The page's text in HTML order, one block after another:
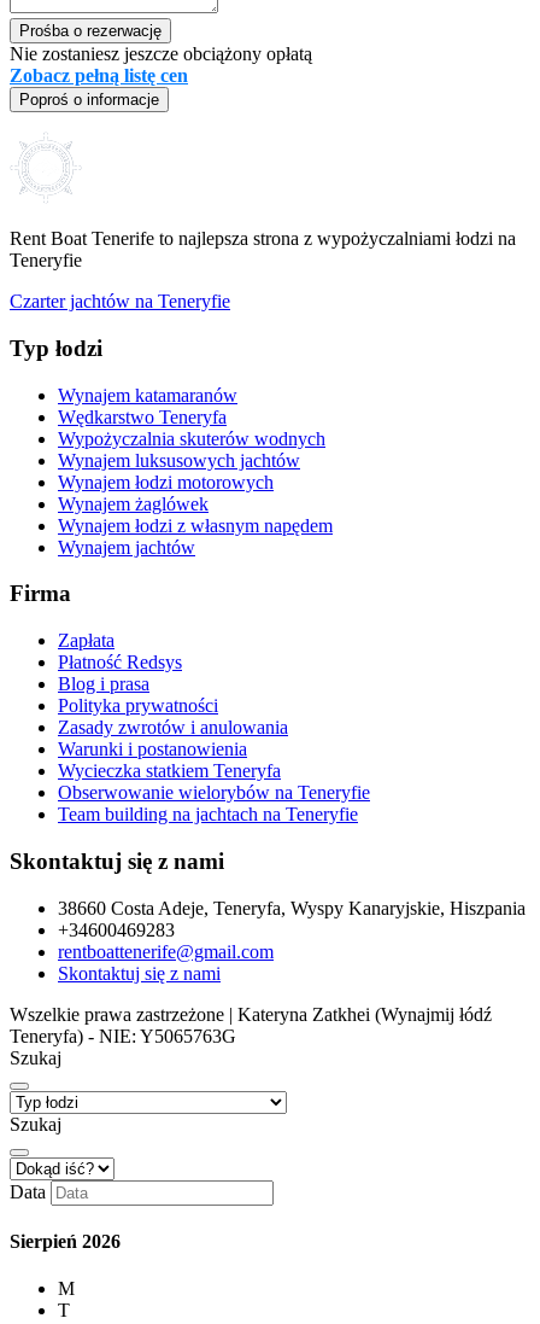
Prośba o rezerwację
Nie zostaniesz jeszcze obciążony opłatą
Zobacz pełną listę cen
Poproś o informacje
Rent Boat Tenerife to najlepsza strona z wypożyczalniami łodzi na
Teneryfie
Czarter jachtów na Teneryfie
Typ łodzi
Wynajem katamaranów
Wędkarstwo Teneryfa
Wypożyczalnia skuterów wodnych
Wynajem luksusowych jachtów
Wynajem łodzi motorowych
Wynajem żaglówek
Wynajem łodzi z własnym napędem
Wynajem jachtów
Firma
Zapłata
Płatność Redsys
Blog i prasa
Polityka prywatności
Zasady zwrotów i anulowania
Warunki i postanowienia
Wycieczka statkiem Teneryfa
Obserwowanie wielorybów na Teneryfie
Team building na jachtach na Teneryfie
Skontaktuj się z nami
38660 Costa Adeje, Teneryfa, Wyspy Kanaryjskie, Hiszpania
+34600469283
rentboattenerife@gmail.com
Skontaktuj się z nami
Wszelkie prawa zastrzeżone | Kateryna Zatkhei (Wynajmij łódź
Teneryfa) - NIE: Y5065763G
Szukaj
Szukaj
Data
Sierpień 2026
M
T